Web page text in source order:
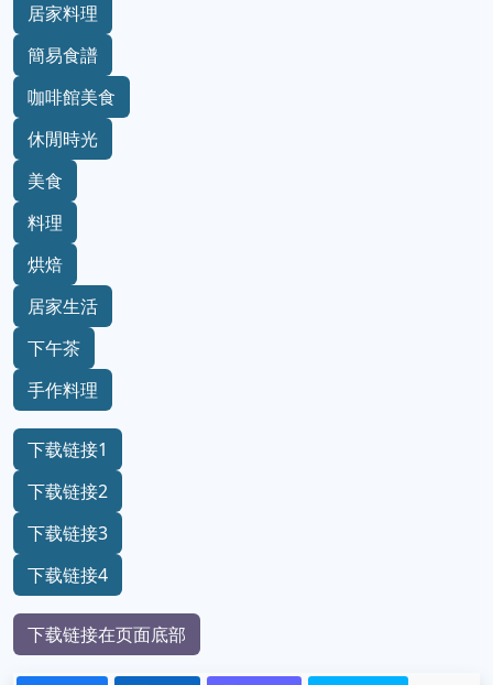
居家料理
簡易食譜
咖啡館美食
休閒時光
美食
料理
烘焙
居家生活
下午茶
手作料理
下载链接1
下载链接2
下载链接3
下载链接4
下载链接在页面底部